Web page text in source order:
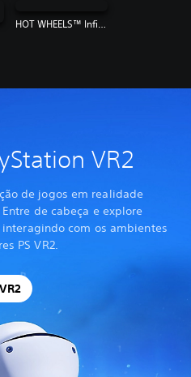
HOT WHEELS™ Infinite Rush
VR2
de jogos em realidade
de cabeça e explore
com os ambientes
PS VR2.